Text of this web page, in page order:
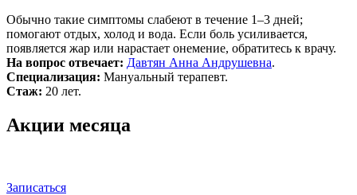
Обычно такие симптомы слабеют в течение 1–3 дней;
помогают отдых, холод и вода. Если боль усиливается,
появляется жар или нарастает онемение, обратитесь к врачу.
На вопрос отвечает: Давтян Анна Андрушевна.
Специализация: Мануальный терапевт.
Стаж: 20 лет.
Акции месяца
Записаться